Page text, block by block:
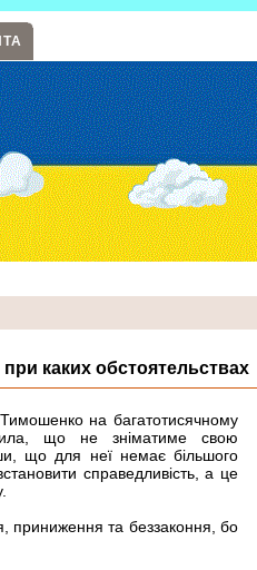
каких обстоятельствах
на багатотисячному
що не зніматиме свою
що для неї немає більшого
справедливість, а це
приниження та беззаконня, бо